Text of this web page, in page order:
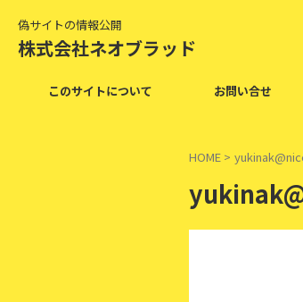
偽サイトの情報公開
株式会社ネオブラッド
このサイトについて お問い合せ
HOME >